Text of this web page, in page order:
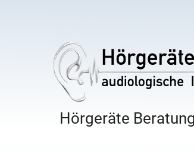
Hörgeräte